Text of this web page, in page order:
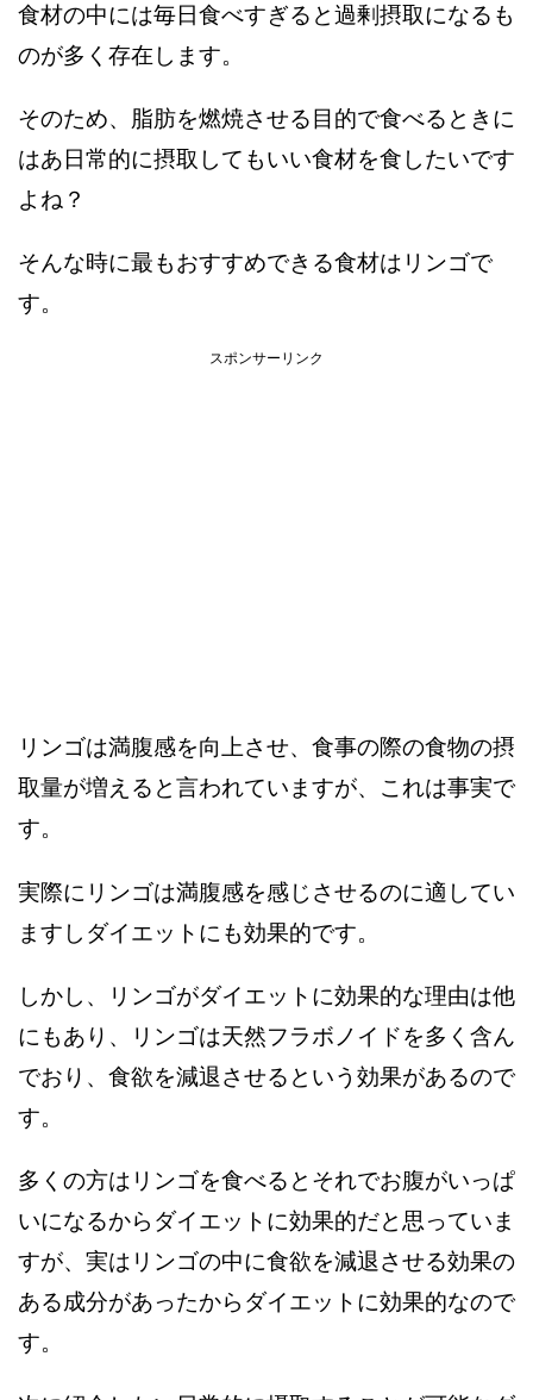
食材の中には毎日食べすぎると過剰摂取になるも
のが多く存在します。
そのため、脂肪を燃焼させる目的で食べるときに
はあ日常的に摂取してもいい食材を食したいです
よね？
そんな時に最もおすすめできる食材はリンゴで
す。
スポンサーリンク
リンゴは満腹感を向上させ、食事の際の食物の摂
取量が増えると言われていますが、これは事実で
す。
実際にリンゴは満腹感を感じさせるのに適してい
ますしダイエットにも効果的です。
しかし、リンゴがダイエットに効果的な理由は他
にもあり、リンゴは天然フラボノイドを多く含ん
でおり、食欲を減退させるという効果があるので
す。
多くの方はリンゴを食べるとそれでお腹がいっぱ
いになるからダイエットに効果的だと思っていま
すが、実はリンゴの中に食欲を減退させる効果の
ある成分があったからダイエットに効果的なので
す。